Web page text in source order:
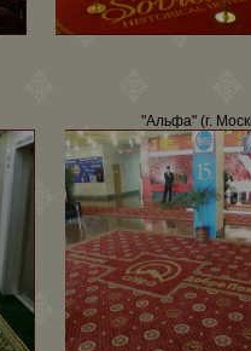
"Альфа" (г.